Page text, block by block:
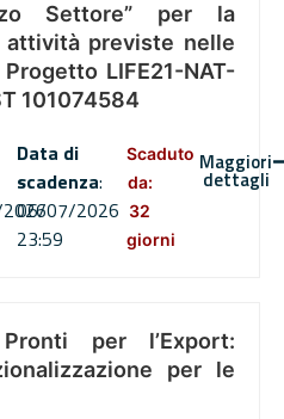
Settore” per la
attività previste nelle
LIFE21-NAT-
101074584
Data di
scadenza:
06/07/2026
23:59
Scaduto
da:
32
giorni
Maggiori
dettagli
per l’Export:
per le